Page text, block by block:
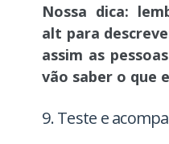
Nossa dica:
alt para
assim as
vão saber o que
9. Teste e